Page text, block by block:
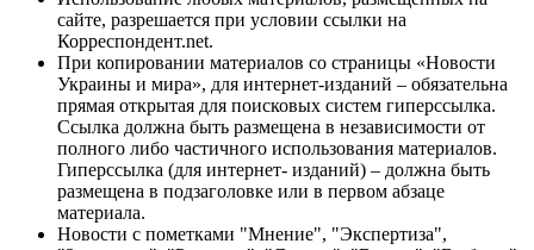
сайте, разрешается при условии ссылки на
Корреспондент.net.
При копировании материалов со страницы «Новости
Украины и мира», для интернет-изданий – обязательна
прямая открытая для поисковых систем гиперссылка.
Ссылка должна быть размещена в независимости от
полного либо частичного использования материалов.
Гиперссылка (для интернет- изданий) – должна быть
размещена в подзаголовке или в первом абзаце
материала.
Новости с пометками "Мнение", "Экспертиза",